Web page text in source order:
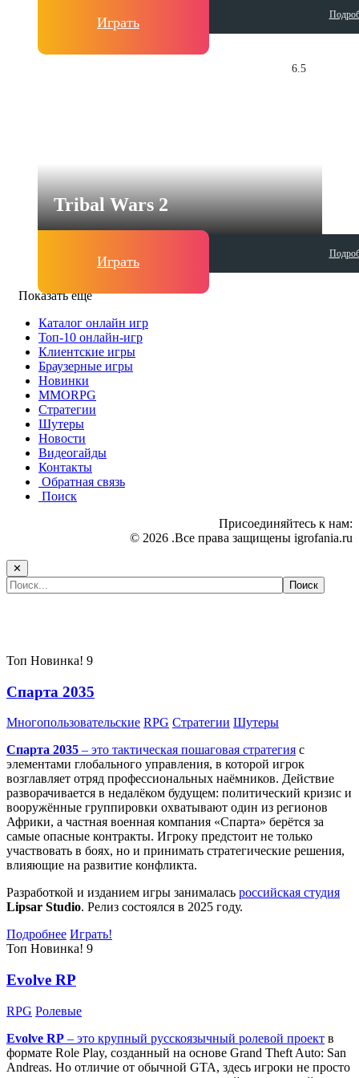
Играть
6.5
Tribal Wars 2
Играть
Показать ещё
Каталог онлайн игр
Топ-10 онлайн-игр
Клиентские игры
Браузерные игры
Новинки
MMORPG
Стратегии
Шутеры
Новости
Видеогайды
Контакты
Обратная связь
Поиск
Присоединяйтесь к нам:
© 2026 .Все права защищены igrofania.ru
✕
Топ Новинка! 9
Спарта 2035
Многопользовательские RPG Стратегии Шутеры
Спарта 2035 – это тактическая пошаговая стратегия с
элементами глобального управления, в которой игрок
возглавляет отряд профессиональных наёмников. Действие
разворачивается в недалёком будущем: политический кризис и
вооружённые группировки охватывают один из регионов
Африки, а частная военная компания «Спарта» берётся за
самые опасные контракты. Игроку предстоит не только
участвовать в боях, но и принимать стратегические решения,
влияющие на развитие конфликта.
Разработкой и изданием игры занималась российская студия
Lipsar Studio. Релиз состоялся в 2025 году.
Подробнее Играть!
Топ Новинка! 9
Evolve RP
RPG Ролевые
Evolve RP – это крупный русскоязычный ролевой проект в
формате Role Play, созданный на основе Grand Theft Auto: San
Andreas. Но отличие от обычной GTA, здесь игроки не просто